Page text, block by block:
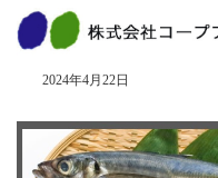
「旬」を食べよう
2024年4月22日